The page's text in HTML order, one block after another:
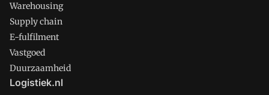
Warehousing
Supply chain
E-fulfilment
Vastgoed
Duurzaamheid
Logistiek.nl